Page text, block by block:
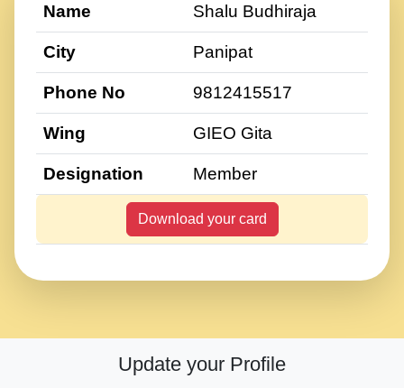
Name Shalu Budhiraja
City Panipat
Phone No 9812415517
Wing GIEO Gita
Designation Member
Download your card
Update your Profile